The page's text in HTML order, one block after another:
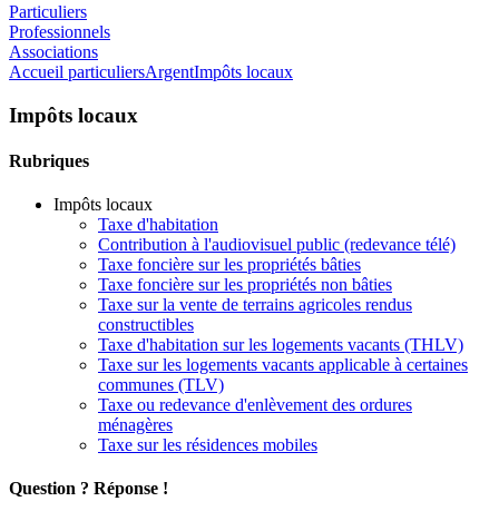
Particuliers
Professionnels
Associations
Accueil particuliersArgentImpôts locaux
Impôts locaux
Rubriques
Impôts locaux
Taxe d'habitation
Contribution à l'audiovisuel public (redevance télé)
Taxe foncière sur les propriétés bâties
Taxe foncière sur les propriétés non bâties
Taxe sur la vente de terrains agricoles rendus
constructibles
Taxe d'habitation sur les logements vacants (THLV)
Taxe sur les logements vacants applicable à certaines
communes (TLV)
Taxe ou redevance d'enlèvement des ordures
ménagères
Taxe sur les résidences mobiles
Question ? Réponse !